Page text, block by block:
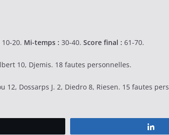
20. Mi-temps : 30-40. Score final : 61-70.
10, Djemis. 18 fautes personnelles.
12, Dossarps J. 2, Diedro 8, Riesen. 15 fautes